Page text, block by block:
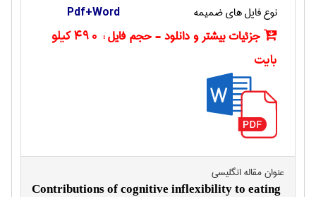
نوع فایل های ضمیمه Pdf+Word
جزئیات بیشتر و دانلود - حجم فایل :
490 کیلو
بایت
عنوان مقاله انگليسی
Contributions of cognitive inflexibility to eating